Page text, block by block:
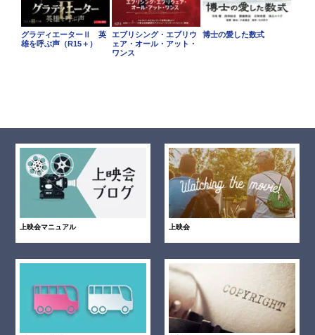
グラディエーターⅡ 英
雄を呼ぶ声（R15＋）
エブリシング・エブリウ
ェア・オール・アット・
ワンス
博士の愛した数式
上映会マニュアル 上映会